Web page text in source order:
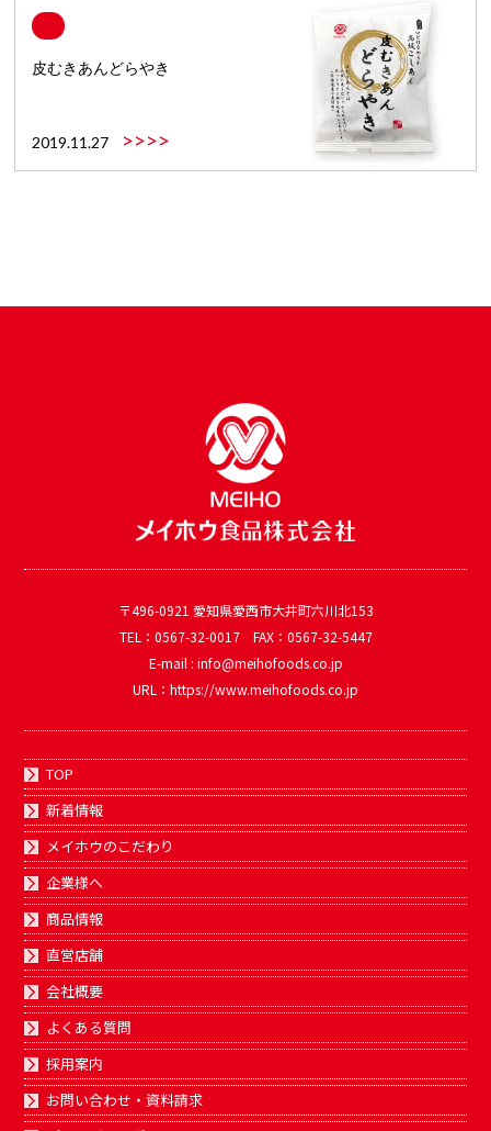
皮むきあんどらやき
2019.11.27 >>>>
〒496-0921 愛知県愛西市大井町六川北153
TEL：0567-32-0017 FAX：0567-32-5447
E-mail : info@meihofoods.co.jp
URL：https://www.meihofoods.co.jp
TOP
新着情報
メイホウのこだわり
企業様へ
商品情報
直営店舗
会社概要
よくある質問
採用案内
お問い合わせ・資料請求